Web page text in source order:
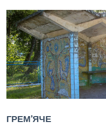
ГРЕМ’ЯЧЕ